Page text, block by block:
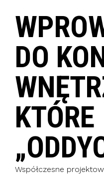
DO
KTÓRE
Współczesne